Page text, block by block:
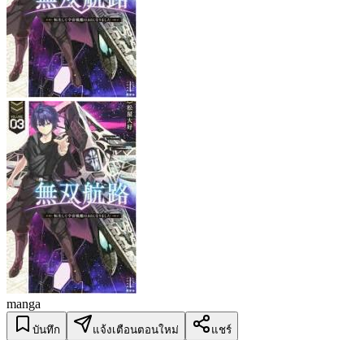
manga
บันทึก แจ้งเตือนตอนใหม่ แชร์